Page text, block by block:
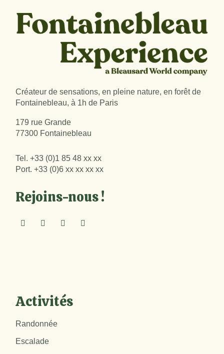
Créateur de sensations, en pleine nature, en forêt de
Fontainebleau, à 1h de Paris
179 rue Grande
77300 Fontainebleau
Tel.+33 (0)1 85 48 xx xx
Port.+33 (0)6 xx xx xx xx
Rejoins-nous !
Activités
Randonnée
Escalade